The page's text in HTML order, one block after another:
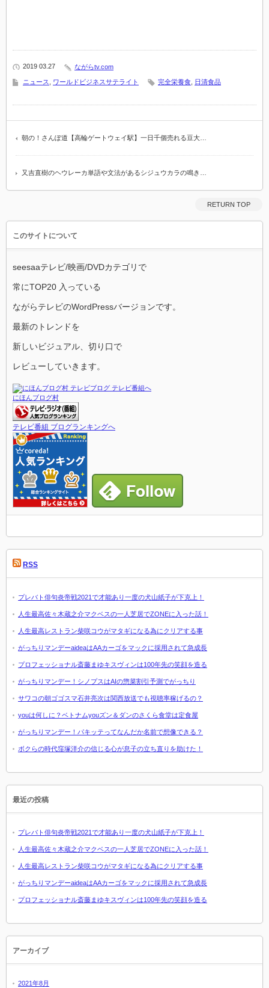
2019 03.27 ながらtv.com
ニュース ワールドビジネスサテライト 完全栄養食 日清食品
朝の！さんぽ道【高輪ゲートウェイ駅】一日千個売れる豆大…
又吉直樹のヘウレーカ単語や文法があるシジュウカラの鳴き…
RETURN TOP
このサイトについて
seesaaテレビ/映画/DVDカテゴリで
常にTOP20 入っている
ながらテレビのWordPressバージョンです。
最新のトレンドを
新しいビジュアル、切り口で
レビューしていきます。
にほんブログ村
テレビ番組 ブログランキングへ
RSS
プレバト俳句炎帝戦2021で才能あり一度の犬山紙子が下克上！
人生最高佐々木蔵之介マクベスの一人芝居でZONEに入った話！
人生最高レストラン柴咲コウがマタギになる為にクリアする事
がっちりマンデーaideaはAAカーゴをマックに採用されて急成長
プロフェッショナル斎藤まゆキスヴィンは100年先の笑顔を造る
がっちりマンデー！シノプスはAIの惣菜割引予測でがっちり
サワコの朝ゴゴスマ石井亮次は関西放送でも視聴率稼げるの？
youは何しに？ベトナムyouズン＆ダンのさくら食堂は定食屋
がっちりマンデー！パキッテってなんだか名前で想像できる？
ボクらの時代窪塚洋介の信じる心が息子の立ち直りを助けた！
最近の投稿
プレバト俳句炎帝戦2021で才能あり一度の犬山紙子が下克上！
人生最高佐々木蔵之介マクベスの一人芝居でZONEに入った話！
人生最高レストラン柴咲コウがマタギになる為にクリアする事
がっちりマンデーaideaはAAカーゴをマックに採用されて急成長
プロフェッショナル斎藤まゆキスヴィンは100年先の笑顔を造る
アーカイブ
2021年8月